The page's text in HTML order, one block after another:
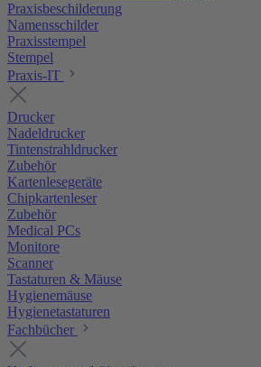
Praxisbeschilderung
Namensschilder
Praxisstempel
Stempel
Praxis-IT
Drucker
Nadeldrucker
Tintenstrahldrucker
Zubehör
Kartenlesegeräte
Chipkartenleser
Zubehör
Medical PCs
Monitore
Scanner
Tastaturen & Mäuse
Hygienemäuse
Hygienetastaturen
Fachbücher